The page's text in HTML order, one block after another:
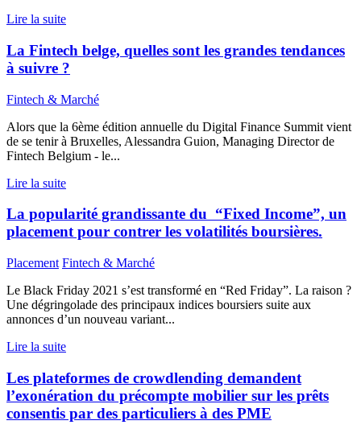
Lire la suite
La Fintech belge, quelles sont les grandes tendances
à suivre ?
Fintech & Marché
Alors que la 6ème édition annuelle du Digital Finance Summit vient
de se tenir à Bruxelles, Alessandra Guion, Managing Director de
Fintech Belgium - le...
Lire la suite
La popularité grandissante du “Fixed Income”, un
placement pour contrer les volatilités boursières.
Placement Fintech & Marché
Le Black Friday 2021 s’est transformé en “Red Friday”. La raison ?
Une dégringolade des principaux indices boursiers suite aux
annonces d’un nouveau variant...
Lire la suite
Les plateformes de crowdlending demandent
l’exonération du précompte mobilier sur les prêts
consentis par des particuliers à des PME